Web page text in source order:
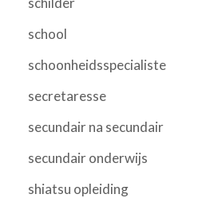
school
schoonheidsspecialiste
secretaresse
secundair na secundair
secundair onderwijs
shiatsu opleiding